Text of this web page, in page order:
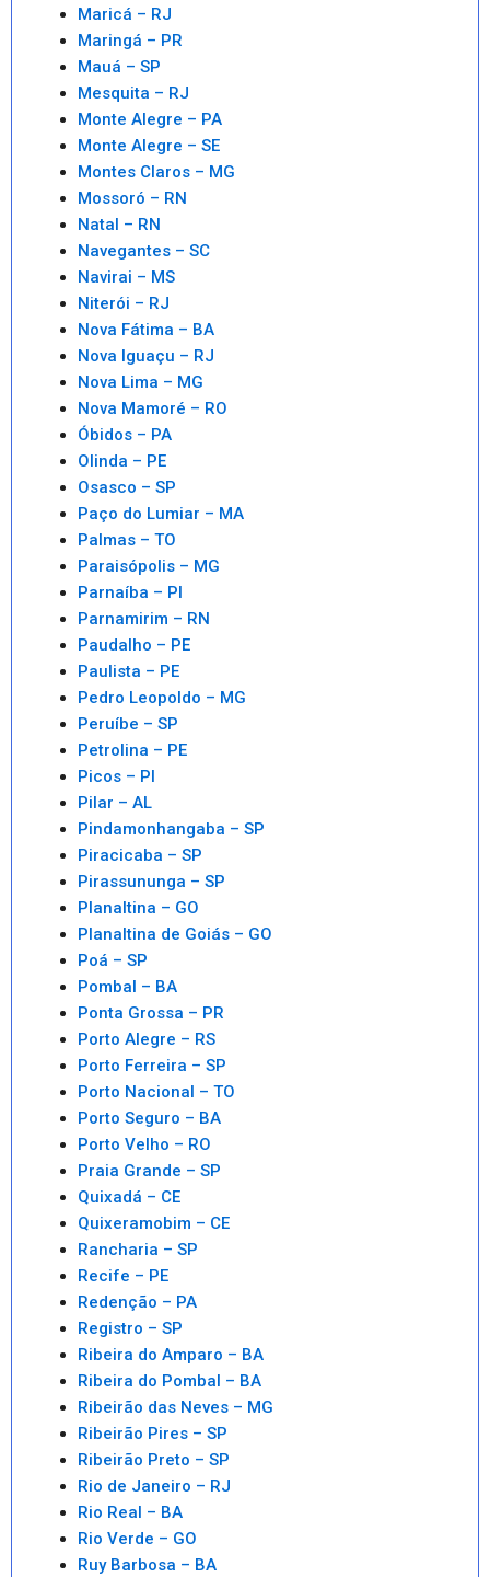
Maricá – RJ
Maringá – PR
Mauá – SP
Mesquita – RJ
Monte Alegre – PA
Monte Alegre – SE
Montes Claros – MG
Mossoró – RN
Natal – RN
Navegantes – SC
Navirai – MS
Niterói – RJ
Nova Fátima – BA
Nova Iguaçu – RJ
Nova Lima – MG
Nova Mamoré – RO
Óbidos – PA
Olinda – PE
Osasco – SP
Paço do Lumiar – MA
Palmas – TO
Paraisópolis – MG
Parnaíba – PI
Parnamirim – RN
Paudalho – PE
Paulista – PE
Pedro Leopoldo – MG
Peruíbe – SP
Petrolina – PE
Picos – PI
Pilar – AL
Pindamonhangaba – SP
Piracicaba – SP
Pirassununga – SP
Planaltina – GO
Planaltina de Goiás – GO
Poá – SP
Pombal – BA
Ponta Grossa – PR
Porto Alegre – RS
Porto Ferreira – SP
Porto Nacional – TO
Porto Seguro – BA
Porto Velho – RO
Praia Grande – SP
Quixadá – CE
Quixeramobim – CE
Rancharia – SP
Recife – PE
Redenção – PA
Registro – SP
Ribeira do Amparo – BA
Ribeira do Pombal – BA
Ribeirão das Neves – MG
Ribeirão Pires – SP
Ribeirão Preto – SP
Rio de Janeiro – RJ
Rio Real – BA
Rio Verde – GO
Ruy Barbosa – BA